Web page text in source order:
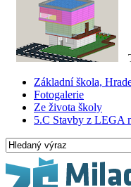
Základní škola,
Fotogalerie
Ze života školy
5.C Stavby z LEGA